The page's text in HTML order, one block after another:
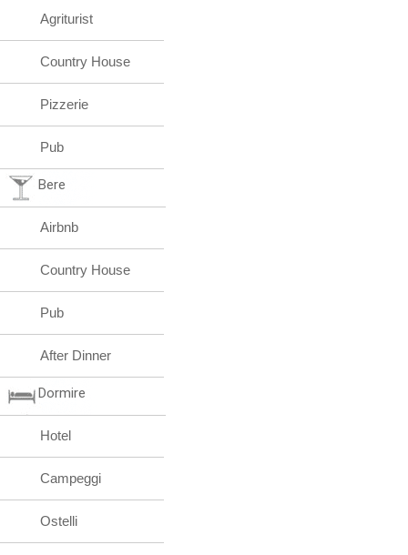
Agriturist
Country House
Pizzerie
Pub
Bere
Airbnb
Country House
Pub
After Dinner
Dormire
Hotel
Campeggi
Ostelli